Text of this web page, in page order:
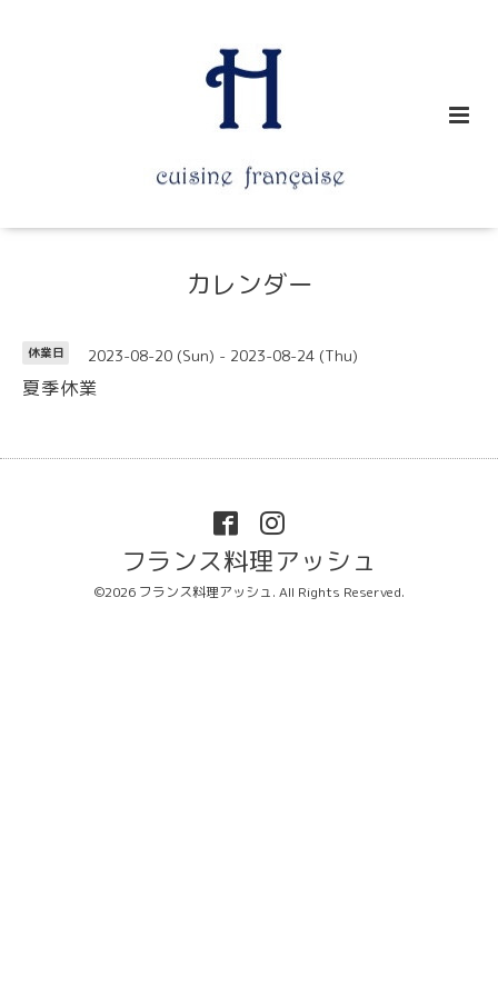
カレンダー
休業日 2023-08-20 (Sun) - 2023-08-24 (Thu)
夏季休業
フランス料理アッシュ
©2026 フランス料理アッシュ. All Rights Reserved.